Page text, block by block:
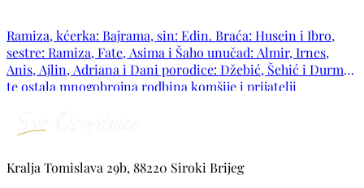
Ramiza, kćerka: Bajrama, sin: Edin. Braća: Husein i Ibro,
sestre: Ramiza, Fate, Asima i Šaho unučad: Almir, Irnes,
Anis, Ajlin, Adriana i Dani porodice: Džebić, Šehić i Durmić
te ostala mnogobrojna rodbina komšije i prijatelji
Kralja Tomislava 29b, 88220 Siroki Brijeg